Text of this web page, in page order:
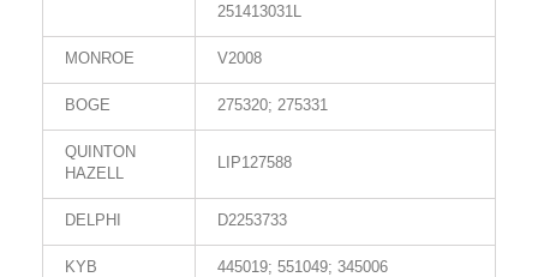
251413031L
MONROE V2008
BOGE 275320; 275331
QUINTON
HAZELL
LIP127588
DELPHI D2253733
KYB 445019; 551049; 345006